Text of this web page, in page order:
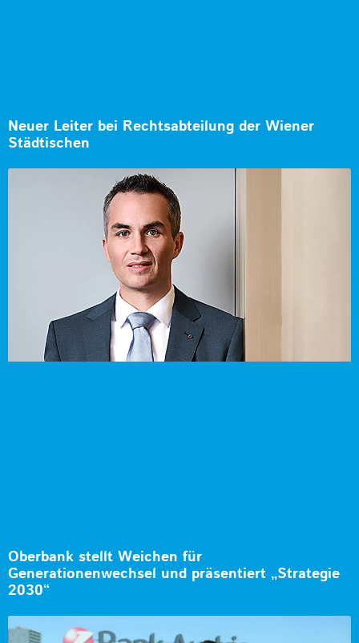
Neuer Leiter bei Rechtsabteilung der Wiener
Städtischen
Oberbank stellt Weichen für
Generationenwechsel und präsentiert „Strategie
2030“